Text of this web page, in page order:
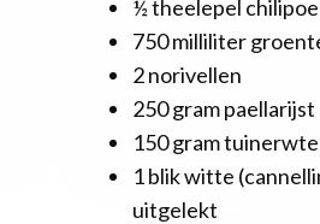
½ theelepel
750 milliliter
2 norivellen
250 gram paellarijst
150 gram
1 blik witte
uitgelekt